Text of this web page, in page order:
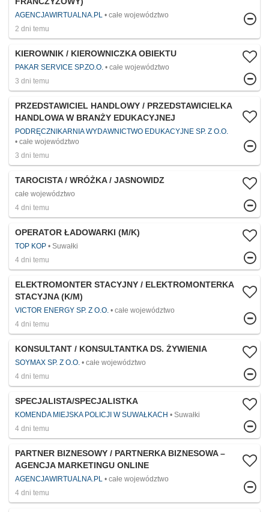
AGENCJAWIRTUALNA.PL
całe województwo
2 dni temu
KIEROWNIK / KIEROWNICZKA OBIEKTU
PAKAR SERVICE SP.ZO.O.
całe województwo
3 dni temu
PRZEDSTAWICIEL HANDLOWY / PRZEDSTAWICIELKA
HANDLOWA W BRANŻY EDUKACYJNEJ
PODRĘCZNIKARNIA WYDAWNICTWO EDUKACYJNE SP. Z O.O.
całe województwo
3 dni temu
TAROCISTA / WRÓŻKA / JASNOWIDZ
całe województwo
4 dni temu
OPERATOR ŁADOWARKI (M/K)
TOP KOP
Suwałki
4 dni temu
ELEKTROMONTER STACYJNY / ELEKTROMONTERKA
STACYJNA (K/M)
VICTOR ENERGY SP. Z O.O.
całe województwo
4 dni temu
KONSULTANT / KONSULTANTKA DS. ŻYWIENIA
SOYMAX SP. Z O.O.
całe województwo
4 dni temu
SPECJALISTA/SPECJALISTKA
KOMENDA MIEJSKA POLICJI W SUWAŁKACH
Suwałki
4 dni temu
PARTNER BIZNESOWY / PARTNERKA BIZNESOWA –
AGENCJA MARKETINGU ONLINE
AGENCJAWIRTUALNA.PL
całe województwo
4 dni temu